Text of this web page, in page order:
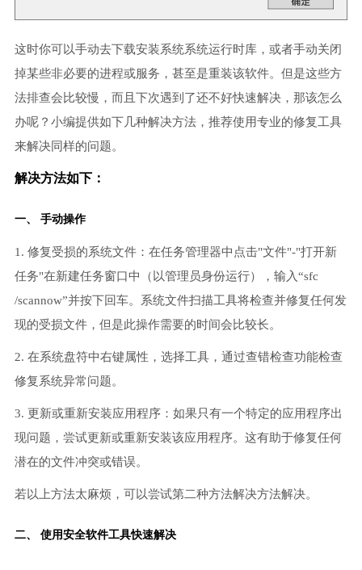
这时你可以手动去下载安装系统系统运行时库，或者手动关闭
掉某些非必要的进程或服务，甚至是重装该软件。但是这些方
法排查会比较慢，而且下次遇到了还不好快速解决，那该怎么
办呢？小编提供如下几种解决方法，推荐使用专业的修复工具
来解决同样的问题。
解决方法如下：
一、 手动操作
1. 修复受损的系统文件：在任务管理器中点击"文件"-"打开新
任务"在新建任务窗口中（以管理员身份运行），输入“sfc
/scannow”并按下回车。系统文件扫描工具将检查并修复任何发
现的受损文件，但是此操作需要的时间会比较长。
2. 在系统盘符中右键属性，选择工具，通过查错检查功能检查
修复系统异常问题。
3. 更新或重新安装应用程序：如果只有一个特定的应用程序出
现问题，尝试更新或重新安装该应用程序。这有助于修复任何
潜在的文件冲突或错误。
若以上方法太麻烦，可以尝试第二种方法解决方法解决。
二、 使用安全软件工具快速解决